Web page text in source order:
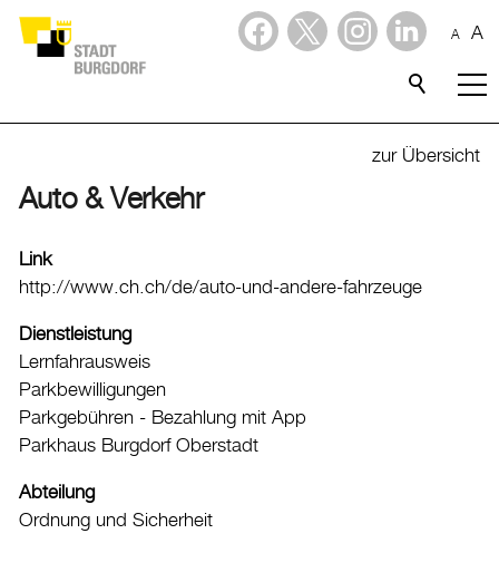
A A
Abfall
Ausländerinnen und Ausländer
Sport
Freizeit
Gesundheit, Alter und Soziales
Kultur
zur Übersicht
Auto & Verkehr
Link
http://www.ch.ch/de/auto-und-andere-fahrzeuge
Dienstleistung
Lernfahrausweis
Parkbewilligungen
Parkgebühren - Bezahlung mit App
Parkhaus Burgdorf Oberstadt
Abteilung
Ordnung und Sicherheit